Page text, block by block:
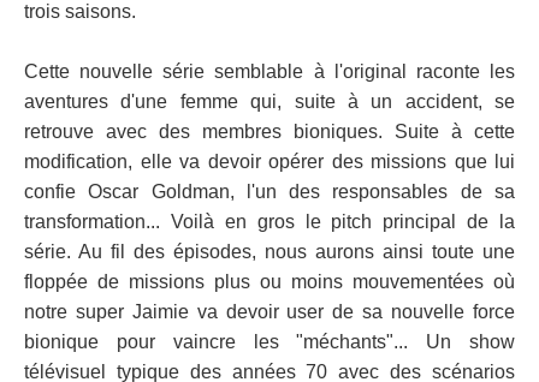
trois saisons.
Cette nouvelle série semblable à l'original raconte les
aventures d'une femme qui, suite à un accident, se
retrouve avec des membres bioniques. Suite à cette
modification, elle va devoir opérer des missions que lui
confie Oscar Goldman, l'un des responsables de sa
transformation... Voilà en gros le pitch principal de la
série. Au fil des épisodes, nous aurons ainsi toute une
floppée de missions plus ou moins mouvementées où
notre super Jaimie va devoir user de sa nouvelle force
bionique pour vaincre les "méchants"... Un show
télévisuel typique des années 70 avec des scénarios